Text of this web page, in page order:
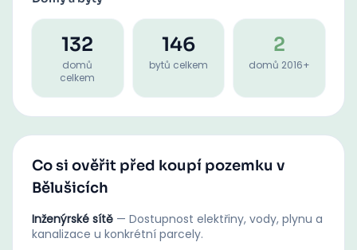
132
domů
celkem
146
bytů celkem
2
domů 2016+
Co si ověřit před koupí pozemku v
Bělušicích
Inženýrské sítě — Dostupnost elektřiny, vody, plynu a
kanalizace u konkrétní parcely.